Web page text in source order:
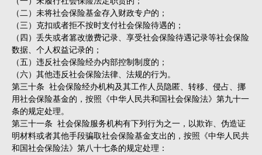
（二）未将社会保险基金存入财政专户的；
（三）克扣或者拒不按时支付社会保险待遇的；
（四）丢失或者篡改缴费记录、享受社会保险待遇记录等社会保险
数据、个人权益记录的；
（五）违反社会保险经办内部控制制度的；
（六）其他违反社会保险法律、法规的行为。
第三十条 社会保险经办机构及其工作人员隐匿、转移、侵占、挪
用社会保险基金的，按照《中华人民共和国社会保险法》第九十一
条的规定处理。
第三十一条 社会保险服务机构有下列行为之一，以欺诈、伪造证
明材料或者其他手段骗取社会保险基金支出的，按照《中华人民共
和国社会保险法》第八十七条的规定处理：